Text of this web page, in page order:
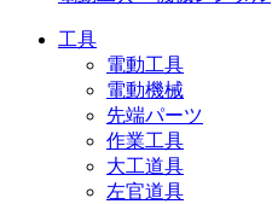
工具
電動工具
電動機械
先端パーツ
作業工具
大工道具
左官道具